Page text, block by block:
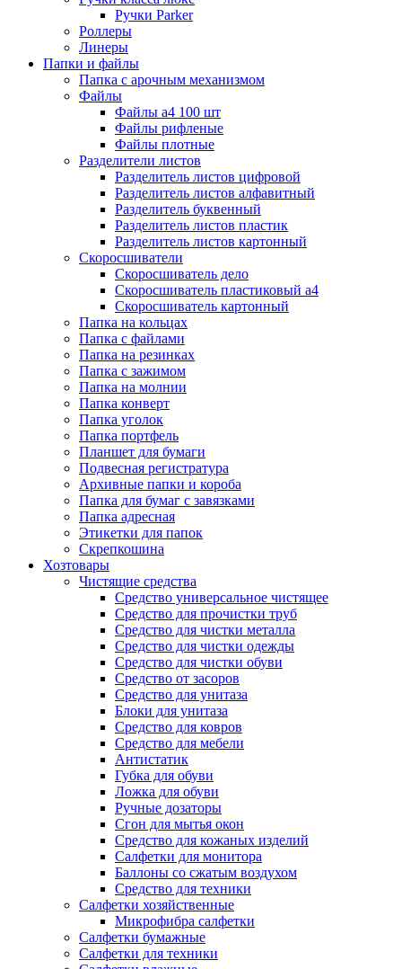
Ручки Parker
Роллеры
Линеры
Папки и файлы
Папка с арочным механизмом
Файлы
Файлы а4 100 шт
Файлы рифленые
Файлы плотные
Разделители листов
Разделитель листов цифровой
Разделитель листов алфавитный
Разделитель буквенный
Разделитель листов пластик
Разделитель листов картонный
Скоросшиватели
Скоросшиватель дело
Скоросшиватель пластиковый а4
Скоросшиватель картонный
Папка на кольцах
Папка с файлами
Папка на резинках
Папка с зажимом
Папка на молнии
Папка конверт
Папка уголок
Папка портфель
Планшет для бумаги
Подвесная регистратура
Архивные папки и короба
Папка для бумаг с завязками
Папка адресная
Этикетки для папок
Скрепкошина
Хозтовары
Чистящие средства
Средство универсальное чистящее
Средство для прочистки труб
Средство для чистки металла
Средство для чистки одежды
Средство для чистки обуви
Средство от засоров
Средство для унитаза
Блоки для унитаза
Средство для ковров
Средство для мебели
Антистатик
Губка для обуви
Ложка для обуви
Ручные дозаторы
Сгон для мытья окон
Средство для кожаных изделий
Салфетки для монитора
Баллоны со сжатым воздухом
Средство для техники
Салфетки хозяйственные
Микрофибра салфетки
Салфетки бумажные
Салфетки для техники